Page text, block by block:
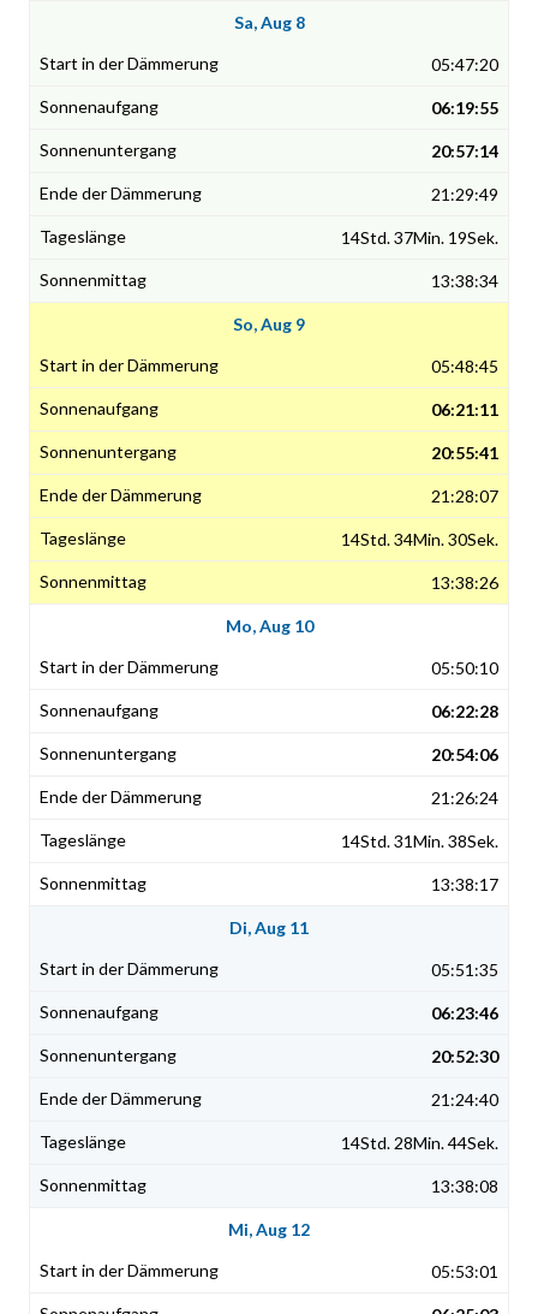
Sa, Aug 8
05:47:20
06:19:55
20:57:14
21:29:49
14Std. 37Min. 19Sek.
13:38:34
So, Aug 9
05:48:45
06:21:11
20:55:41
21:28:07
14Std. 34Min. 30Sek.
13:38:26
Mo, Aug 10
05:50:10
06:22:28
20:54:06
21:26:24
14Std. 31Min. 38Sek.
13:38:17
Di, Aug 11
05:51:35
06:23:46
20:52:30
21:24:40
14Std. 28Min. 44Sek.
13:38:08
Mi, Aug 12
05:53:01